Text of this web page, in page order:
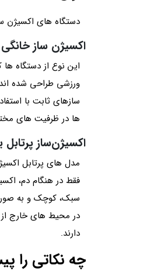
دستگاه های اکسیژن
اکسیژن ساز خانگی
این نوع از دستگاه ها
ورزشی طراحی شده
سازهای ثابت با
ها در ظرفیت های مختلف مانند ۳، ۵، ۸ و ۱۰ لیتر در دقیقه عرضه می شوند و
اکسیژن‌ساز
مدل های پرتابل
فقط در هنگام دم،
سبک، کوچک و به
دارند.
چه نکاتی را